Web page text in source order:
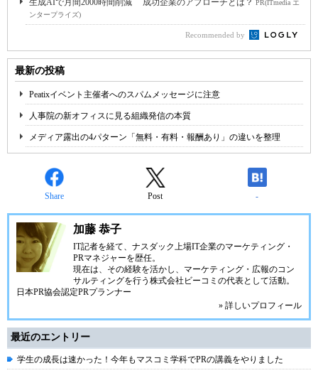
生成AIで月間2000時間削減 成功企業のアプローチとは？ PR(ITmedia エ
ンタープライズ)
Recommended by
最新の投稿
Peatixイベント主催者へのスパムメッセージに注意
人事院の新オフィスに見る組織発信の本質
メディア露出の4パターン「無料・有料・報酬あり」の違いを整理
Share Post -
加藤 恭子
IT記者を経て、ナスダック上場IT企業のマーケティング・
PRマネジャーを歴任。
現在は、その経験を活かし、マーケティング・広報のコン
サルティングを行う株式会社ビーコミの代表として活動。
日本PR協会認定PRプランナー
» 詳しいプロフィール
最近のエントリー
学生の成長は速かった！今年もマスコミ学科でPRの講義をやりました